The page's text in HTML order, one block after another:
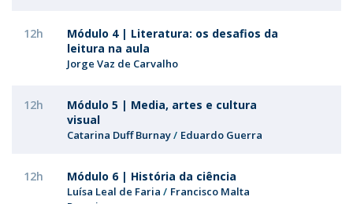
12h
Módulo 4 | Literatura: os desafios da
leitura na aula
Jorge Vaz de Carvalho
12h
Módulo 5 | Media, artes e cultura
visual
Catarina Duff Burnay Eduardo Guerra
12h Módulo 6 | História da ciência
Luísa Leal de Faria
Francisco Malta